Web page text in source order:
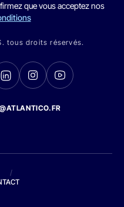
que vous acceptez nos
tous droits réservés.
/